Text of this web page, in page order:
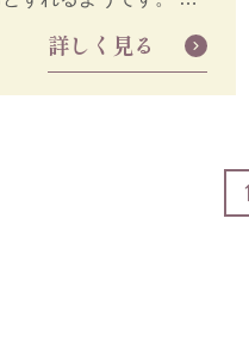
詳しく見る
1